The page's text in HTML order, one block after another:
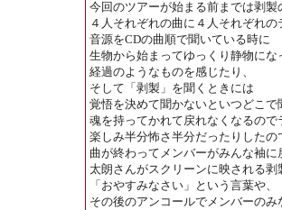
今回のツアーが始まる前までは剥製
４人それぞれの曲に４人それぞれ
音源をCDの曲順で聞いている時に
生物から始まってゆっくり静物にな
経過のようなものを感じたり、
そして「剥製」を聞くときには
覚悟を決めて聞かないといつどこ
魂を持ってかれて戻れなくなるので
楽しみ半分怖さ半分だったりしたの
曲が終わってメンバーがみんな袖
太朗さんがスクリーンに映される剥
「おやすみなさい」という言葉や、
その後のアンコールでメンバーのみ